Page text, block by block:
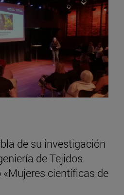
de su investigación
de Tejidos
científicas de